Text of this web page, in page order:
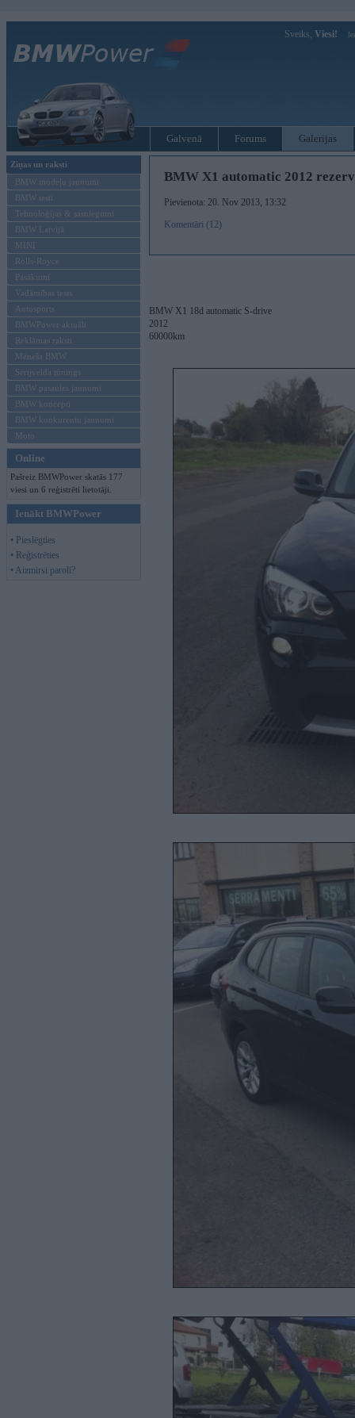
Sveiks, Viesi!
Galvenā Forums Galerijas
Ziņas un raksti
BMW modeļu jaunumi
BMW testi
Tehnoloģijas & sasniegumi
BMW Latvijā
MINI
Rolls-Royce
Pasākumi
Vadāmības tests
Autosports
BMWPower aktuāli
Reklāmas raksti
Mēneša BMW
Sērijveida tūnings
BMW pasaules jaunumi
BMW koncepti
BMW konkurentu jaunumi
Moto
Online
Pašreiz BMWPower skatās 177
viesi un 6 reģistrēti lietotāji.
Ienākt BMWPower
• Pieslēgties
• Reģistrēties
• Aizmirsi paroli?
BMW X1 automatic 2012
Pievienota: 20. Nov 2013, 13:32
Komentāri (12)
BMW X1 18d automatic S-drive
2012
60000km